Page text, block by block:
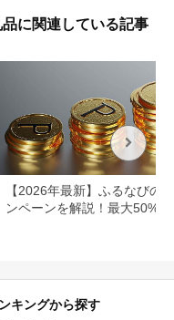
に関連している記事
【2026年最新】ふるなびの
ンペーンを解説！最大50%還
キングから探す